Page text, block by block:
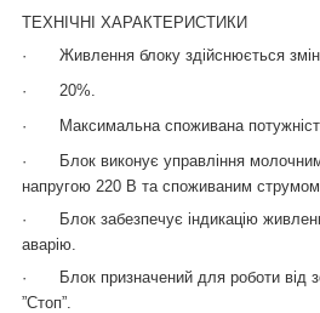
ТЕХНІЧНІ ХАРАКТЕРИСТИКИ
·
Живлення блоку здійснюється
·
20%.
·
Максимальна споживана
·
Блок виконує управління
напругою 220 В та споживаним
·
Блок забезпечує індикацію
аварію.
·
Блок призначений для роботи від
”Стоп”.